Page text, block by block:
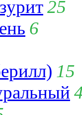
25
6
15